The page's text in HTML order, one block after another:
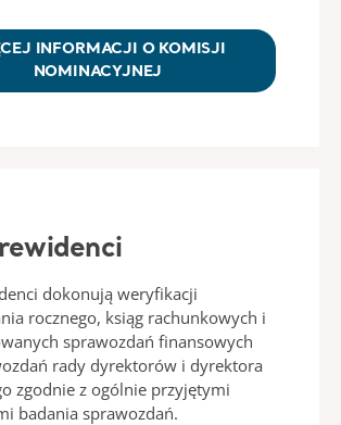
INFORMACJI O KOMISJI
NOMINACYJNEJ
dokonują weryfikacji
rocznego, ksiąg rachunkowych i
sprawozdań finansowych
rady dyrektorów i dyrektora
zgodnie z ogólnie przyjętymi
badania sprawozdań.